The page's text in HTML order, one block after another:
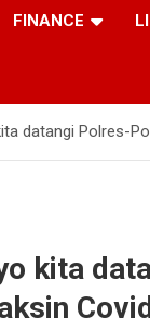
FINANCE
datangi Polres-
kita